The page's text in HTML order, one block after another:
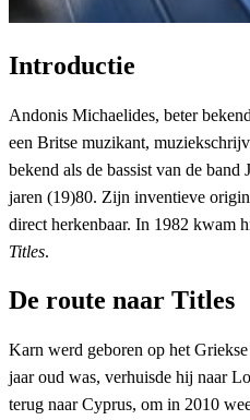
Introductie
Andonis Michaelides, beter
een Britse muzikant,
bekend als de bassist van de
jaren (19)80. Zijn inventieve
direct herkenbaar. In 1982 kwam
Titles.
De route naar Titles
Karn werd geboren op het
jaar oud was, verhuisde hij naar
terug naar Cyprus, om in 2010